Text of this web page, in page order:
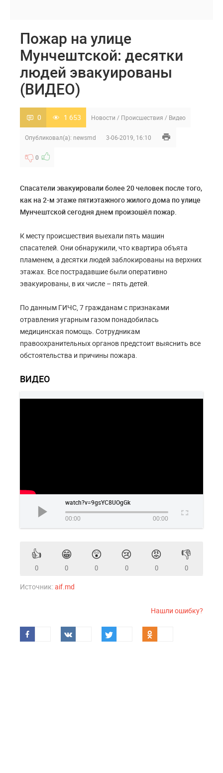
Пожар на улице
Мунчештской: десятки
людей эвакуированы
(ВИДЕО)
0 1 653 Новости / Происшествия / Видео
Опубликовал(а): newsmd 3-06-2019, 16:10
0
Спасатели эвакуировали более 20 человек после того,
как на 2-м этаже пятиэтажного жилого дома по улице
Мунчештской сегодня днем произошёл пожар.
К месту происшествия выехали пять машин
спасателей. Они обнаружили, что квартира объята
пламенем, а десятки людей заблокированы на верхних
этажах. Все пострадавшие были оперативно
эвакуированы, в их числе – пять детей.
По данным ГИЧС, 7 гражданам с признаками
отравления угарным газом понадобилась
медицинская помощь. Сотрудникам
правоохранительных органов предстоит выяснить все
обстоятельства и причины пожара.
ВИДЕО
watch?v=9gsYC8UOgGk
00:00 00:00
👍
0
😁
0
😲
0
😢
0
😡
0
👎
0
Источник:aif.md
Нашли ошибку?